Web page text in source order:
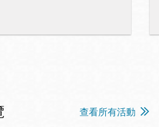
查看所有活動